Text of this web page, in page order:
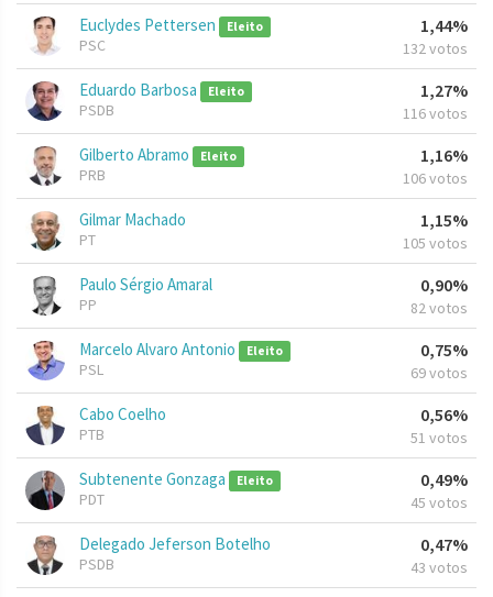
Euclydes Pettersen Eleito
PSC
1,44%
132 votos
Eduardo Barbosa Eleito
PSDB
1,27%
116 votos
Gilberto Abramo Eleito
PRB
1,16%
106 votos
Gilmar Machado
PT
1,15%
105 votos
Paulo Sérgio Amaral
PP
0,90%
82 votos
Marcelo Alvaro Antonio Eleito
PSL
0,75%
69 votos
Cabo Coelho
PTB
0,56%
51 votos
Subtenente Gonzaga Eleito
PDT
0,49%
45 votos
Delegado Jeferson Botelho
PSDB
0,47%
43 votos